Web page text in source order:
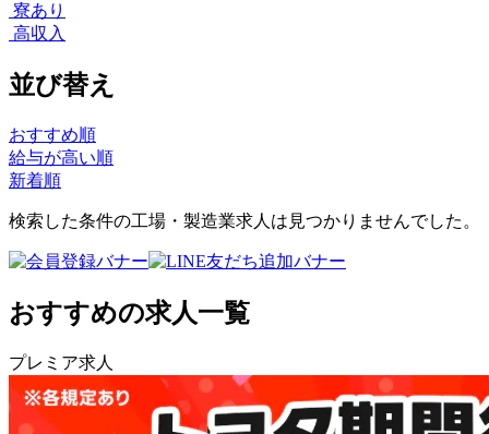
寮あり
高収入
並び替え
おすすめ順
給与が高い順
新着順
検索した条件の工場・製造業求人は見つかりませんでした。
おすすめの求人一覧
プレミア求人